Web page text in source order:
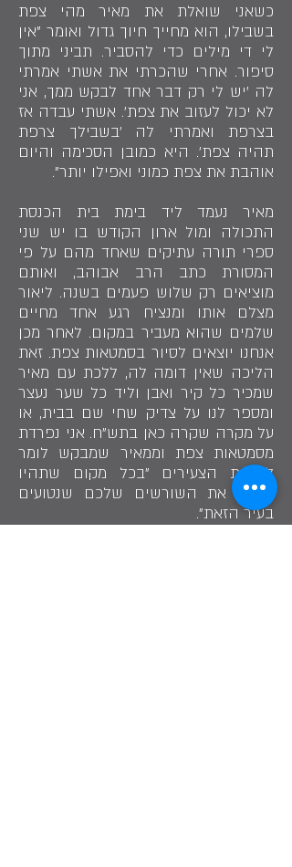
כשאני שואלת את מאיר מהי צפת
בשבילו, הוא מחייך חיוך גדול ואומר "אין
לי די מילים כדי להסביר. תביני מתוך
סיפור. אחרי שהכרתי את אשתי אמרתי
לה 'יש לי רק דבר אחד לבקש ממך, אני
לא יכול לעזוב את צפת'. אשתי עבדה אז
בצרפת ואמרתי לה 'בשבילך צרפת
תהיה צפת'. היא כמובן הסכימה והיום
אוהבת את צפת כמוני ואפילו יותר".
מאיר נעמד ליד בימת בית הכנסת
התכולה ומול ארון הקודש בו יש שני
ספרי תורה עתיקים שאחד מהם על פי
המסורת כתב הרב אבוהב, ואותם
מוציאים רק שלוש פעמים בשנה. ליאור
מצלם אותו ומנציח רגע אחד מחיים
שלמים שהוא מעביר במקום. לאחר מכן
אנחנו יוצאים לסיור בסמטאות צפת. זאת
הליכה שאין דומה לה, ללכת עם מאיר
שמכיר כל קיר ואבן וליד כל שער נעצר
ומספר לנו על צדיק שחי שם בבית, או
על מקרה שקרה כאן בתש"ח. אני נפרדת
מסמטאות צפת וממאיר שמבקש לומר
לדורות הצעירים "בכל מקום שתהיו
תזכרו את השורשים שלכם שנטועים
בעיר הזאת".